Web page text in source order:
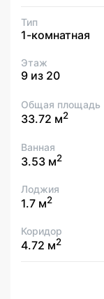
Тип
1-комнатная
Этаж
9 из 20
Общая площадь
33.72 м2
Ванная
3.53 м2
Лоджия
1.7 м2
Коридор
4.72 м2